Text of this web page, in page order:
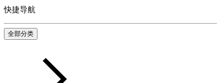
快捷导航
全部分类